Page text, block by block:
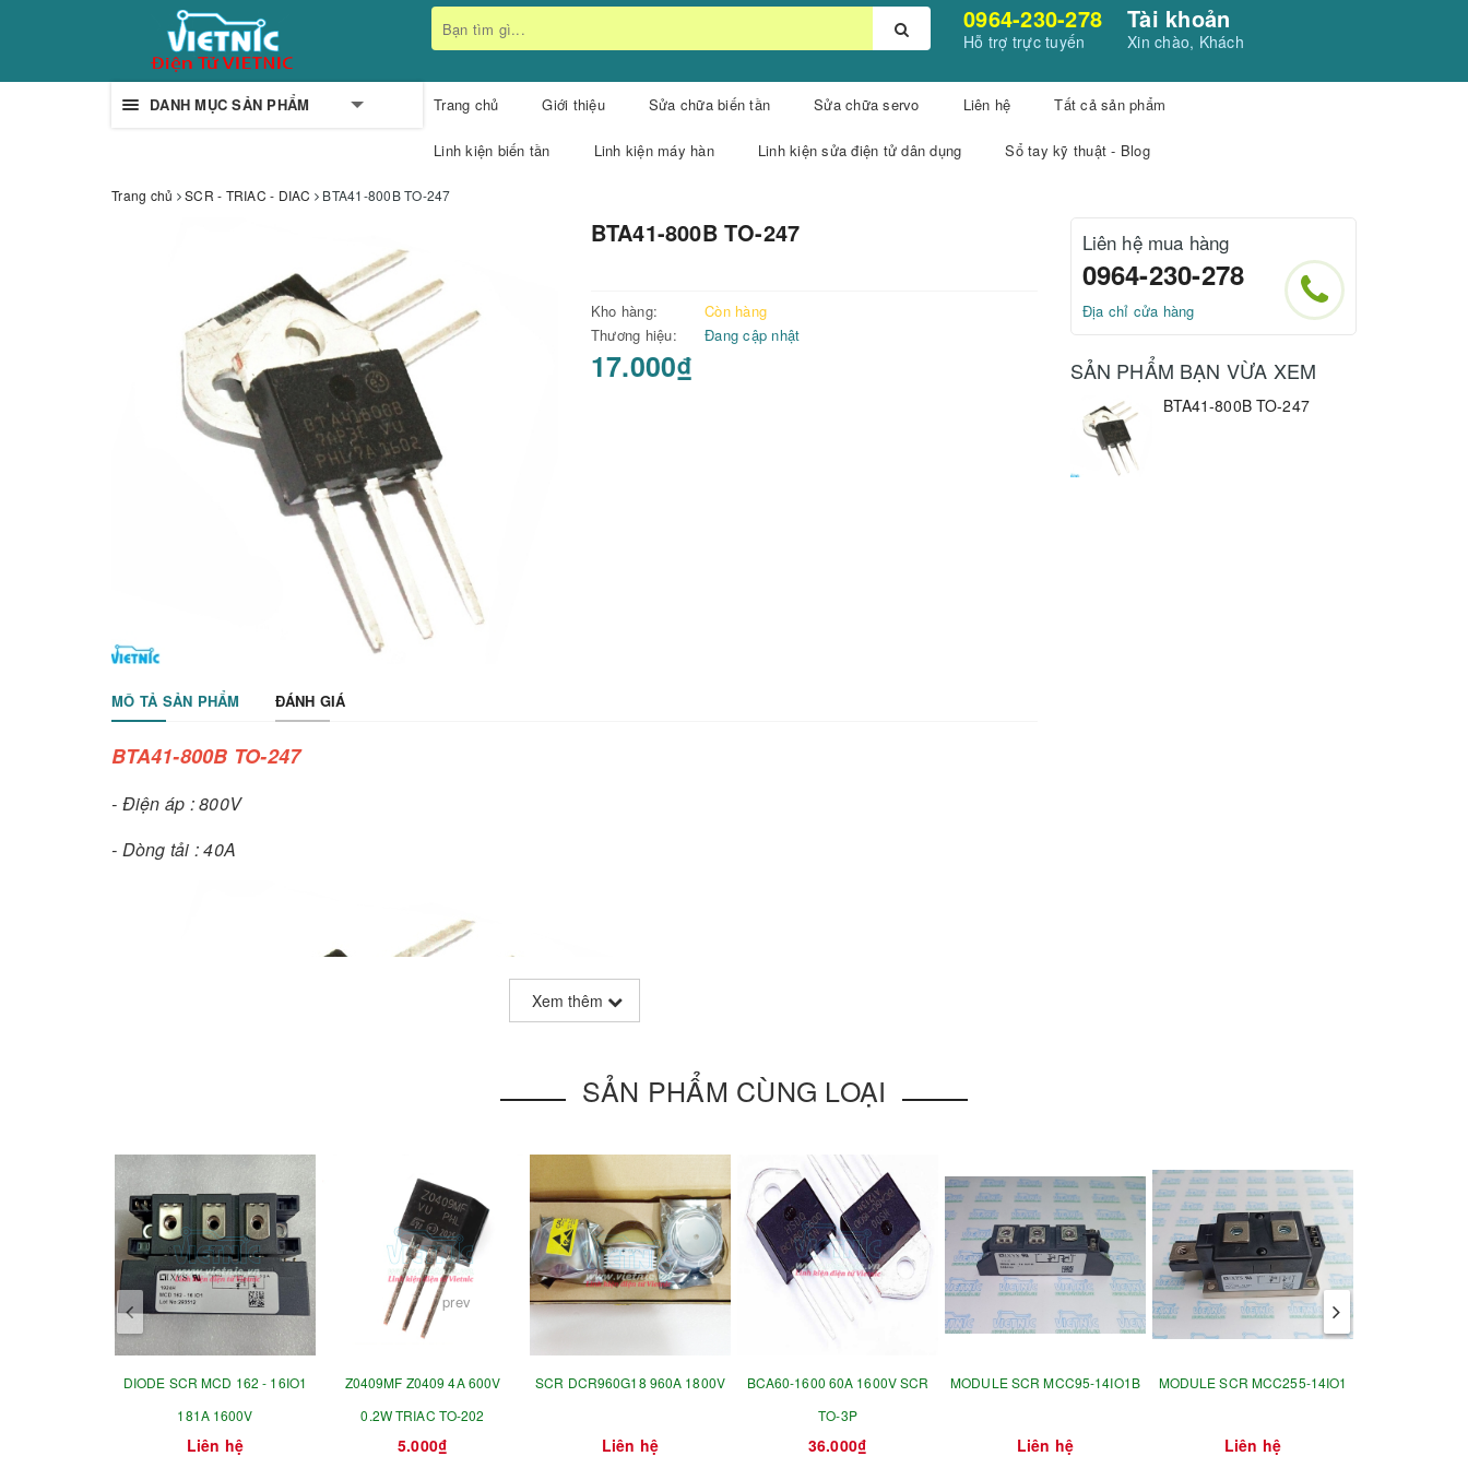
0964-230-278
Hỗ trợ trực tuyến
Tài khoản
Xin chào, Khách
DANH MỤC SẢN PHẨM Trang chủ Giới thiệu Sửa chữa biến tần Sửa chữa servo Liên hệ Tất cả sản phẩm
Linh kiện biến tần Linh kiện máy hàn Linh kiện sửa điện tử dân dụng Sổ tay kỹ thuật - Blog
Trang chủ SCR - TRIAC - DIAC BTA41-800B TO-247
BTA41-800B TO-247
Kho hàng:
Còn hàng
Thương hiệu:
Đang cập nhật
17.000₫
MÔ TẢ SẢN PHẨM ĐÁNH GIÁ
BTA41-800B TO-247
- Điện áp : 800V
- Dòng tải : 40A
Xem thêm
Liên hệ mua hàng
0964-230-278
Địa chỉ cửa hàng
SẢN PHẨM BẠN VỪA XEM
BTA41-800B TO-247
SẢN PHẨM CÙNG LOẠI
DIODE SCR MCD 162 - 16IO1
181A 1600V
Liên hệ
Z0409MF Z0409 4A 600V
0.2W TRIAC TO-202
5.000₫
SCR DCR960G18 960A 1800V
Liên hệ
BCA60-1600 60A 1600V SCR
TO-3P
36.000₫
MODULE SCR MCC95-14IO1B
Liên hệ
MODULE SCR MCC255-14IO1
Liên hệ
prev